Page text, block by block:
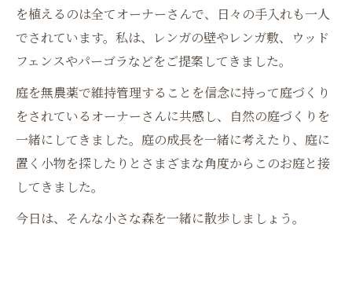
を植えるのは全てオーナーさんで、日々の手入れも一人
でされています。私は、レンガの壁やレンガ敷、ウッド
フェンスやパーゴラなどをご提案してきました。
庭を無農薬で維持管理することを信念に持って庭づくり
をされているオーナーさんに共感し、自然の庭づくりを
一緒にしてきました。庭の成長を一緒に考えたり、庭に
置く小物を探したりとさまざまな角度からこのお庭と接
してきました。
今日は、そんな小さな森を一緒に散歩しましょう。